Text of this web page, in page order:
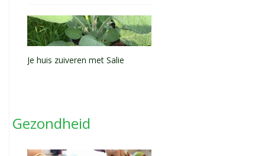
Je huis zuiveren met Salie
Gezondheid